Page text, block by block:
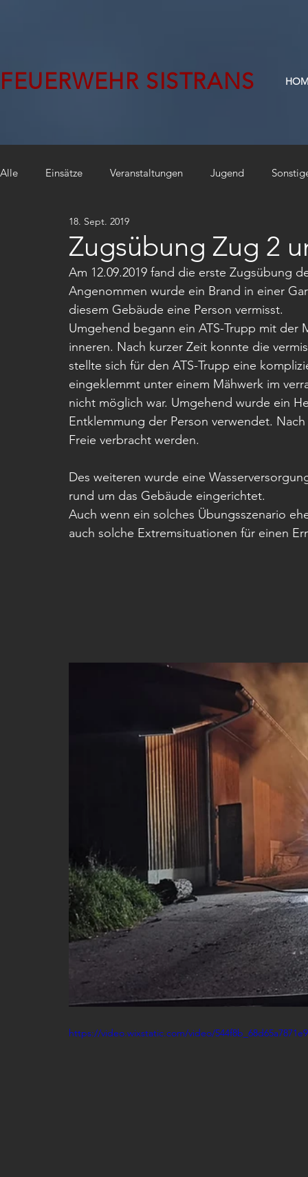
FEUERWEHR SISTRANS
Alle Einsätze Veranstaltungen Jugend
Zugsübung Zug 2
18. Sept. 2019
Am 12.09.2019 fand die erste Zugsübung
Angenommen wurde ein Brand in einer
diesem Gebäude eine Person vermisst.
Umgehend begann ein ATS-Trupp mit
inneren. Nach kurzer Zeit konnte die
stellte sich für den ATS-Trupp eine
eingeklemmt unter einem Mähwerk im
nicht möglich war. Umgehend wurde ein
Entklemmung der Person verwendet.
Freie verbracht werden.
Des weiteren wurde eine
rund um das Gebäude eingerichtet.
Auch wenn ein solches Übungsszenario
auch solche Extremsituationen für einen
https://video.wixstatic.com/video/